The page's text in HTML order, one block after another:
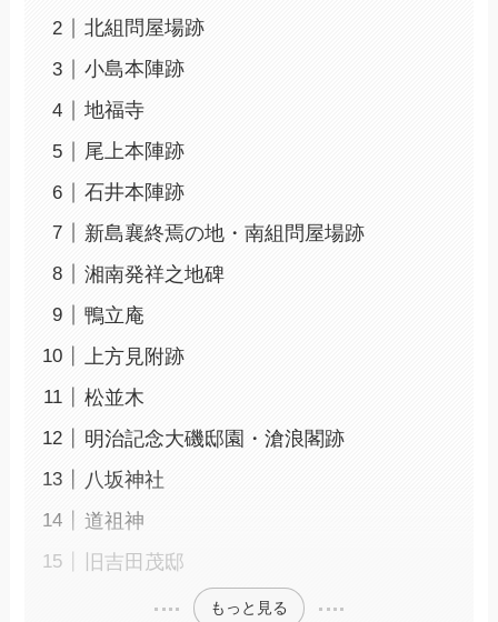
北組問屋場跡
小島本陣跡
地福寺
尾上本陣跡
石井本陣跡
新島襄終焉の地・南組問屋場跡
湘南発祥之地碑
鴨立庵
上方見附跡
松並木
明治記念大磯邸園・滄浪閣跡
八坂神社
道祖神
旧吉田茂邸
もっと見る